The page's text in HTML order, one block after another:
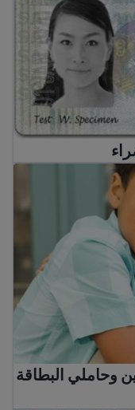
البطاقة الخضراء
وحاملي البطاقة